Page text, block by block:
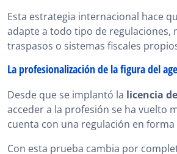
Esta estrategia internacional hace
adapte a todo tipo de regulaciones,
traspasos o sistemas fiscales
La profesionalización de la figura del
Desde que se implantó la licencia
acceder a la profesión se ha vuelto
cuenta con una regulación en forma
Con esta prueba cambia por